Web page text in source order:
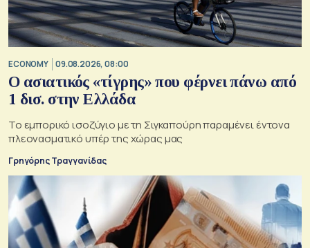
ECONOMY 09.08.2026, 08:00
Ο ασιατικός «τίγρης» που φέρνει πάνω από
1 δισ. στην Ελλάδα
Το εμπορικό ισοζύγιο με τη Σιγκαπούρη παραμένει έντονα
πλεονασματικό υπέρ της χώρας μας
Γρηγόρης Τραγγανίδας